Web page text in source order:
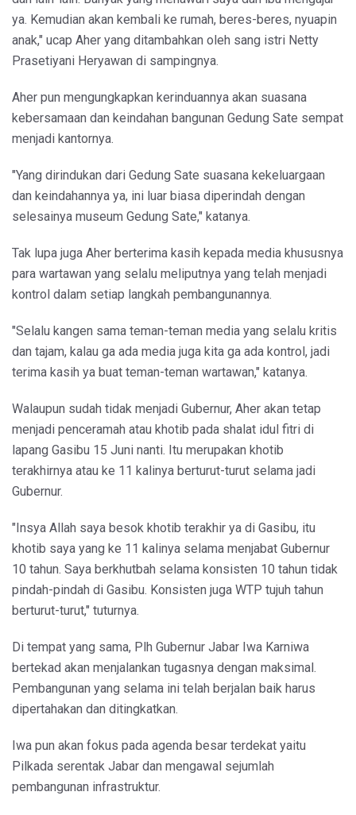
ya. Kemudian akan kembali ke rumah, beres-beres, nyuapin
anak," ucap Aher yang ditambahkan oleh sang istri Netty
Prasetiyani Heryawan di sampingnya.
Aher pun mengungkapkan kerinduannya akan suasana
kebersamaan dan keindahan bangunan Gedung Sate sempat
menjadi kantornya.
"Yang dirindukan dari Gedung Sate suasana kekeluargaan
dan keindahannya ya, ini luar biasa diperindah dengan
selesainya museum Gedung Sate," katanya.
Tak lupa juga Aher berterima kasih kepada media khususnya
para wartawan yang selalu meliputnya yang telah menjadi
kontrol dalam setiap langkah pembangunannya.
"Selalu kangen sama teman-teman media yang selalu kritis
dan tajam, kalau ga ada media juga kita ga ada kontrol, jadi
terima kasih ya buat teman-teman wartawan," katanya.
Walaupun sudah tidak menjadi Gubernur, Aher akan tetap
menjadi penceramah atau khotib pada shalat idul fitri di
lapang Gasibu 15 Juni nanti. Itu merupakan khotib
terakhirnya atau ke 11 kalinya berturut-turut selama jadi
Gubernur.
"Insya Allah saya besok khotib terakhir ya di Gasibu, itu
khotib saya yang ke 11 kalinya selama menjabat Gubernur
10 tahun. Saya berkhutbah selama konsisten 10 tahun tidak
pindah-pindah di Gasibu. Konsisten juga WTP tujuh tahun
berturut-turut," tuturnya.
Di tempat yang sama, Plh Gubernur Jabar Iwa Karniwa
bertekad akan menjalankan tugasnya dengan maksimal.
Pembangunan yang selama ini telah berjalan baik harus
dipertahakan dan ditingkatkan.
Iwa pun akan fokus pada agenda besar terdekat yaitu
Pilkada serentak Jabar dan mengawal sejumlah
pembangunan infrastruktur.